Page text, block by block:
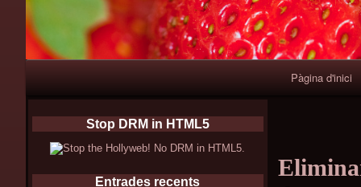
Pàgina d'inici
Stop DRM in HTML5
Entrades recents